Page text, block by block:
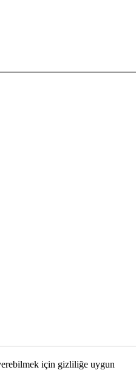
için gizliliğe uygun